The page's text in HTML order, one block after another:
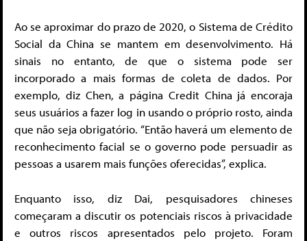
Ao se aproximar do prazo de 2020, o Sistema de Crédito
Social da China se mantem em desenvolvimento. Há
sinais no entanto, de que o sistema pode ser
incorporado a mais formas de coleta de dados. Por
exemplo, diz Chen, a página Credit China já encoraja
seus usuários a fazer log in usando o próprio rosto, ainda
que não seja obrigatório. “Então haverá um elemento de
reconhecimento facial se o governo pode persuadir as
pessoas a usarem mais funções oferecidas”, explica.
Enquanto isso, diz Dai, pesquisadores chineses
começaram a discutir os potenciais riscos à privacidade
e outros riscos apresentados pelo projeto. Foram